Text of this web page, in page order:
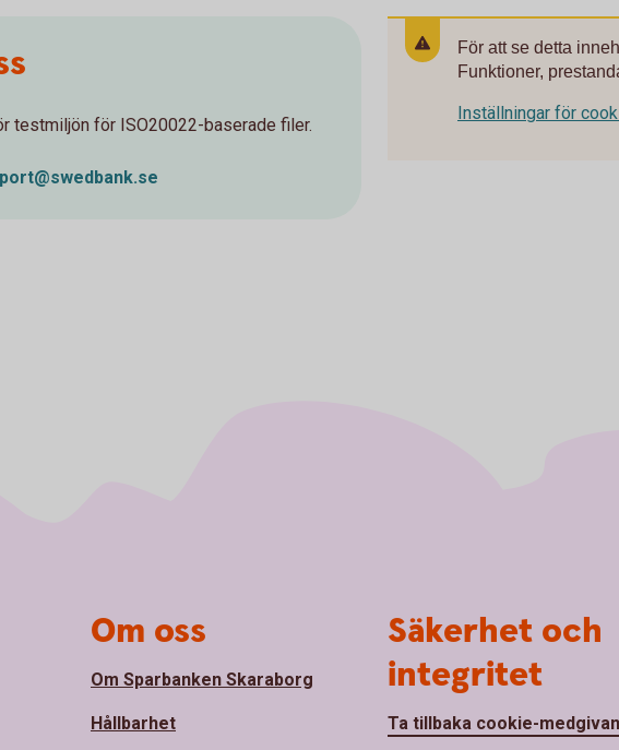
testmiljön för ISO20022-baserade filer.
För att se detta
Funktioner,
Inställningar för
Om oss
Om Sparbanken Skaraborg
Hållbarhet
Säkerhet och
integritet
Ta tillbaka cookie-